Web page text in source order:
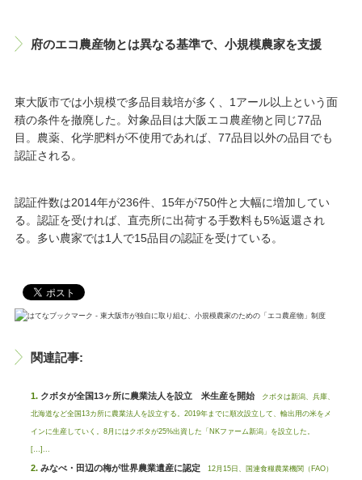
府のエコ農産物とは異なる基準で、小規模農家を支援
東大阪市では小規模で多品目栽培が多く、1アール以上という面
積の条件を撤廃した。対象品目は大阪エコ農産物と同じ77品
目。農薬、化学肥料が不使用であれば、77品目以外の品目でも
認証される。
認証件数は2014年が236件、15年が750件と大幅に増加してい
る。認証を受ければ、直売所に出荷する手数料も5%返還され
る。多い農家では1人で15品目の認証を受けている。
関連記事:
クボタが全国13ヶ所に農業法人を設立 米生産を開始 クボタは新潟、兵庫、
北海道など全国13カ所に農業法人を設立する。2019年までに順次設立して、輸出用の米をメ
インに生産していく。8月にはクボタが25%出資した「NKファーム新潟」を設立した。
[…]...
みなべ・田辺の梅が世界農業遺産に認定
12月15日、国連食糧農業機関（FAO）